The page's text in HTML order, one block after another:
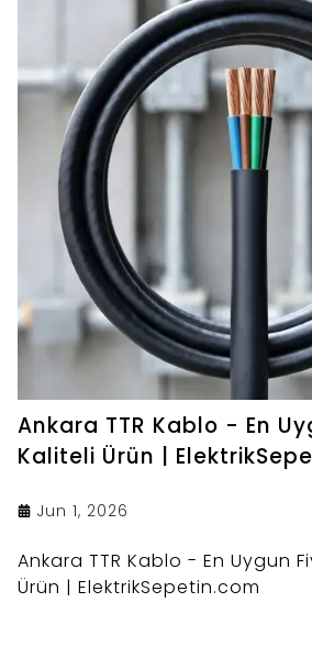
Ankara TTR Kablo - En
Kaliteli Ürün |
Jun 1, 2026
Ankara TTR Kablo - En Uygun
Ürün | ElektrikSepetin.com